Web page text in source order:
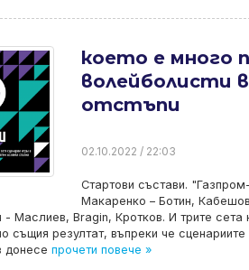
което е много
волейболисти
отстъпи
02.10.2022 / 22:03
Стартови състави.
Макаренко – Ботин,
Маслиев, Bragin, Кротков. И трите
същия резултат, въпреки че
донесе прочети повече »